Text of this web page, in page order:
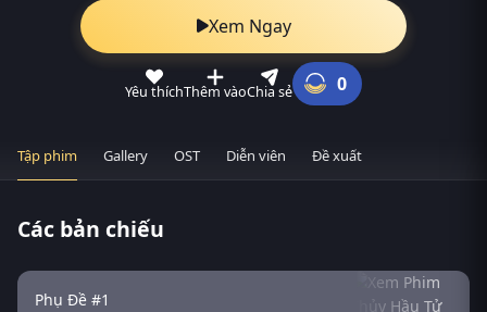
Xem Ngay
Yêu thíchThêm vàoChia sẻ 0
Tập phim Gallery OST Diễn viên Đề xuất
Các bản chiếu
Phụ Đề #1